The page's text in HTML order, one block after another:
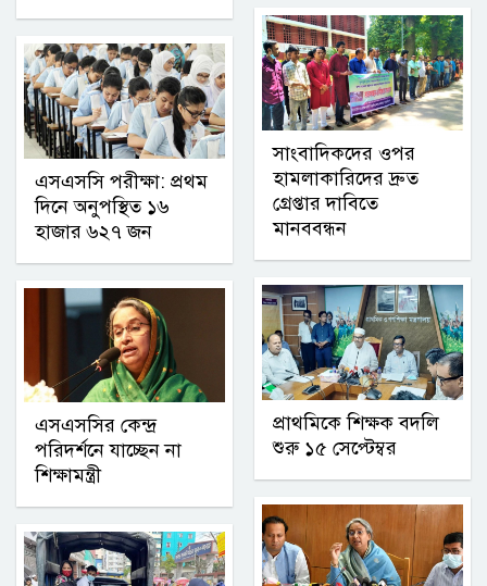
এসএসসি পরীক্ষা: প্রথম
দিনে অনুপস্থিত ১৬
হাজার ৬২৭ জন
এসএসসির কেন্দ্র
পরিদর্শনে যাচ্ছেন না
শিক্ষামন্ত্রী
সাংবাদিকদের ওপর
হামলাকারিদের দ্রুত
গ্রেপ্তার দাবিতে
মানববন্ধন
প্রাথমিকে শিক্ষক বদলি
শুরু ১৫ সেপ্টেম্বর